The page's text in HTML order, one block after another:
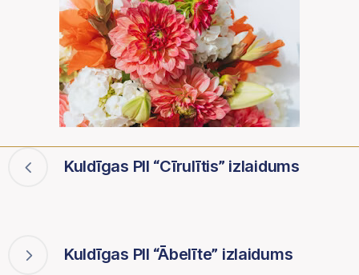
Kuldīgas PII “Cīrulītis” izlaidums
Kuldīgas PII “Ābelīte” izlaidums